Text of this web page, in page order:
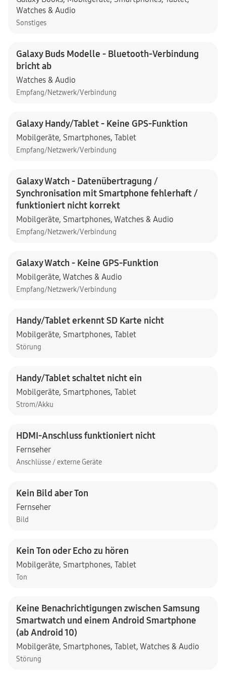
Watches & Audio
Sonstiges
Galaxy Buds Modelle - Bluetooth-Verbindung
bricht ab
Watches & Audio
Empfang/Netzwerk/Verbindung
Galaxy Handy/Tablet - Keine GPS-Funktion
Mobilgeräte, Smartphones, Tablet
Empfang/Netzwerk/Verbindung
Galaxy Watch - Datenübertragung /
Synchronisation mit Smartphone fehlerhaft /
funktioniert nicht korrekt
Mobilgeräte, Smartphones, Watches & Audio
Empfang/Netzwerk/Verbindung
Galaxy Watch - Keine GPS-Funktion
Mobilgeräte, Watches & Audio
Empfang/Netzwerk/Verbindung
Handy/Tablet erkennt SD Karte nicht
Mobilgeräte, Smartphones, Tablet
Störung
Handy/Tablet schaltet nicht ein
Mobilgeräte, Smartphones, Tablet
Strom/Akku
HDMI-Anschluss funktioniert nicht
Fernseher
Anschlüsse / externe Geräte
Kein Bild aber Ton
Fernseher
Bild
Kein Ton oder Echo zu hören
Mobilgeräte, Smartphones, Tablet
Ton
Keine Benachrichtigungen zwischen Samsung
Smartwatch und einem Android Smartphone
(ab Android 10)
Mobilgeräte, Smartphones, Tablet, Watches & Audio
Störung